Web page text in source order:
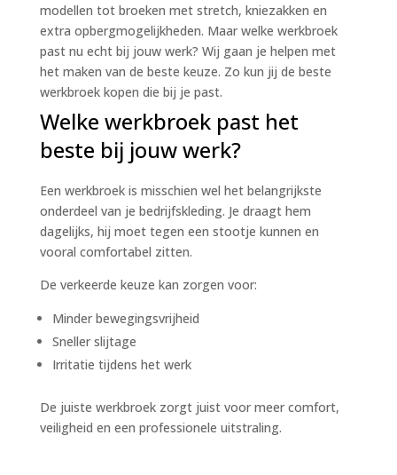
modellen tot broeken met stretch, kniezakken en
extra opbergmogelijkheden. Maar welke werkbroek
past nu echt bij jouw werk? Wij gaan je helpen met
het maken van de beste keuze. Zo kun jij de beste
werkbroek kopen die bij je past.
Welke werkbroek past het
beste bij jouw werk?
Een werkbroek is misschien wel het belangrijkste
onderdeel van je bedrijfskleding. Je draagt hem
dagelijks, hij moet tegen een stootje kunnen en
vooral comfortabel zitten.
De verkeerde keuze kan zorgen voor:
Minder bewegingsvrijheid
Sneller slijtage
Irritatie tijdens het werk
De juiste werkbroek zorgt juist voor meer comfort,
veiligheid en een professionele uitstraling.